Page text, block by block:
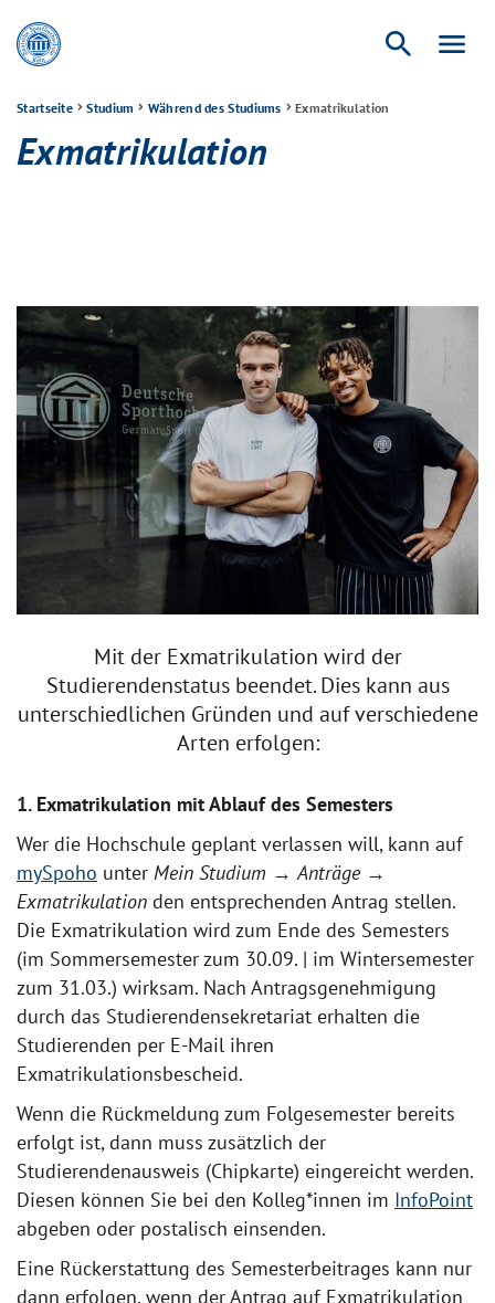
search menu
Startseite Studium Während des Studiums Exmatrikulation
Exmatrikulation
Mit der Exmatrikulation wird der
Studierendenstatus beendet. Dies kann aus
unterschiedlichen Gründen und auf verschiedene
Arten erfolgen:
1. Exmatrikulation mit Ablauf des Semesters
Wer die Hochschule geplant verlassen will, kann auf
mySpoho unter Mein Studium →Anträge →
Exmatrikulation den entsprechenden Antrag stellen.
Die Exmatrikulation wird zum Ende des Semesters
(im Sommersemester zum 30.09. | im Wintersemester
zum 31.03.) wirksam. Nach Antragsgenehmigung
durch das Studierendensekretariat erhalten die
Studierenden per E-Mail ihren
Exmatrikulationsbescheid.
Wenn die Rückmeldung zum Folgesemester bereits
erfolgt ist, dann muss zusätzlich der
Studierendenausweis (Chipkarte) eingereicht werden.
Diesen können Sie bei den Kolleg*innen im InfoPoint
abgeben oder postalisch einsenden.
Eine Rückerstattung des Semesterbeitrages kann nur
dann erfolgen, wenn der Antrag auf Exmatrikulation